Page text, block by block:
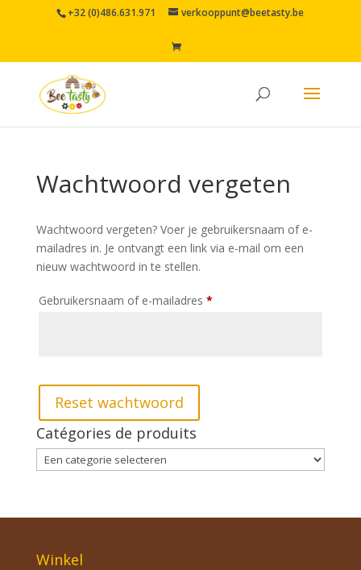
+32 (0)486.631.971 verkooppunt@beetasty.be
Wachtwoord vergeten
Wachtwoord vergeten? Voer je gebruikersnaam of e-
mailadres in. Je ontvangt een link via e-mail om een
nieuw wachtwoord in te stellen.
Gebruikersnaam of e-mailadres *Vereist
Reset wachtwoord
Catégories de produits
Winkel